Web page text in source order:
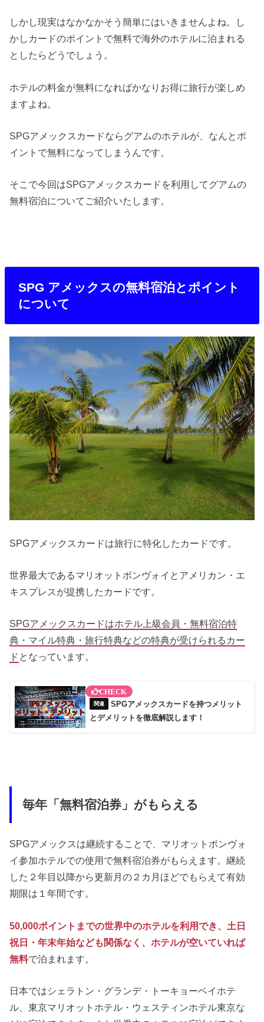
しかし現実はなかなかそう簡単にはいきませんよね。し
かしカードのポイントで無料で海外のホテルに泊まれる
としたらどうでしょう。
ホテルの料金が無料になればかなりお得に旅行が楽しめ
ますよね。
SPGアメックスカードならグアムのホテルが、なんとポ
イントで無料になってしまうんです。
そこで今回はSPGアメックスカードを利用してグアムの
無料宿泊についてご紹介いたします。
SPG アメックスの無料宿泊とポイント
について
SPGアメックスカードは旅行に特化したカードです。
世界最大であるマリオットボンヴォイとアメリカン・エ
キスプレスが提携したカードです。
SPGアメックスカードはホテル上級会員・無料宿泊特
典・マイル特典・旅行特典などの特典が受けられるカー
ド となっています。
SPGアメックスカードを持つメリット
とデメリットを徹底解説します！
毎年「無料宿泊券」がもらえる
SPGアメックスは継続することで、マリオットボンヴォ
イ参加ホテルでの使用で無料宿泊券がもらえます。継続
した２年目以降から更新月の２カ月ほどでもらえて有効
期限は１年間です。
50,000ポイントまでの世界中のホテルを利用でき、土日
祝日・年末年始なども関係なく、ホテルが空いていれば
無料で泊まれます。
日本ではシェラトン・グランデ・トーキョーベイホテ
ル、東京マリオットホテル・ウェスティンホテル東京な